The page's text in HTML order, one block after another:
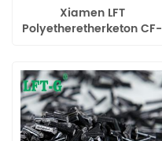
Xiamen LFT
Polyetheretherketon CF-
Hochleistungsfarbe